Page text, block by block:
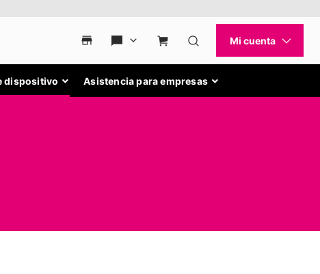
dispositivo Asistencia para empresas